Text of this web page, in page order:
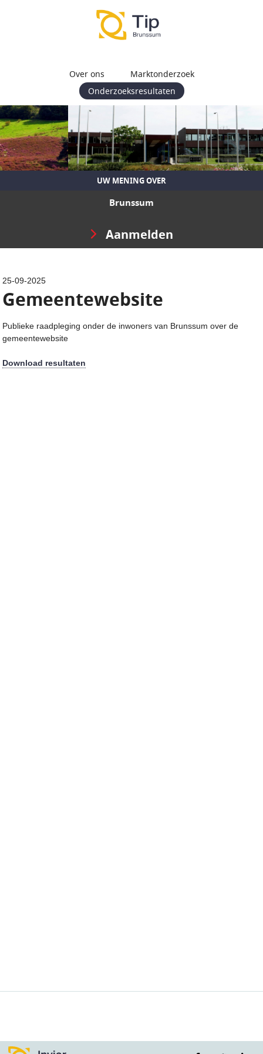
Over ons
Marktonderzoek
Onderzoeksresultaten
UW MENING OVER
Brunssum
Aanmelden
25-09-2025
Gemeentewebsite
Publieke raadpleging onder de inwoners van Brunssum over de
gemeentewebsite
Download resultaten